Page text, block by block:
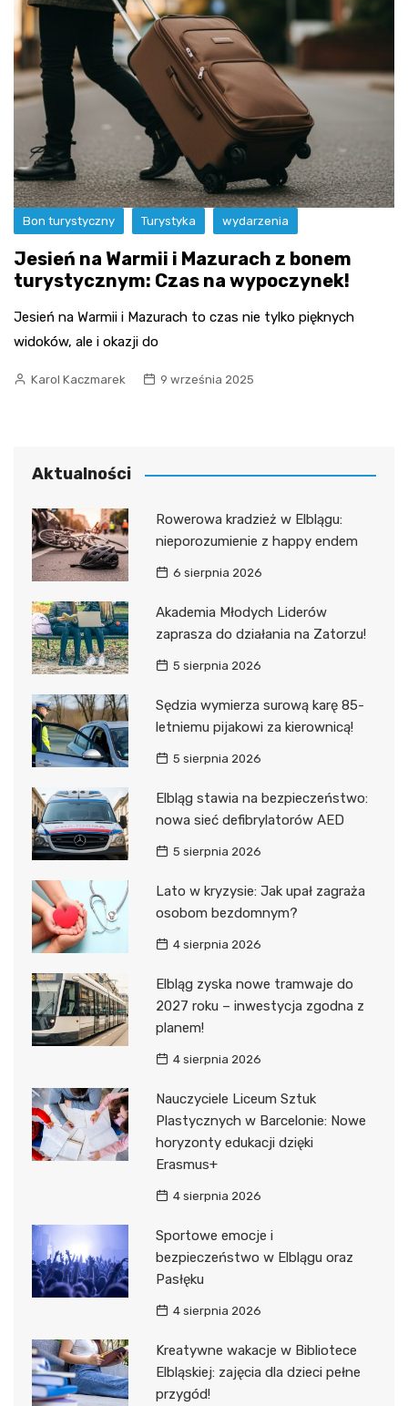
Bon turystyczny Turystyka wydarzenia
Jesień na Warmii i Mazurach z bonem
turystycznym: Czas na wypoczynek!
Jesień na Warmii i Mazurach to czas nie tylko pięknych
widoków, ale i okazji do
Karol Kaczmarek 9 września 2025
Aktualności
Rowerowa kradzież w Elblągu:
nieporozumienie z happy endem
6 sierpnia 2026
Akademia Młodych Liderów
zaprasza do działania na Zatorzu!
5 sierpnia 2026
Sędzia wymierza surową karę 85-
letniemu pijakowi za kierownicą!
5 sierpnia 2026
Elbląg stawia na bezpieczeństwo:
nowa sieć defibrylatorów AED
5 sierpnia 2026
Lato w kryzysie: Jak upał zagraża
osobom bezdomnym?
4 sierpnia 2026
Elbląg zyska nowe tramwaje do
2027 roku – inwestycja zgodna z
planem!
4 sierpnia 2026
Nauczyciele Liceum Sztuk
Plastycznych w Barcelonie: Nowe
horyzonty edukacji dzięki
Erasmus+
4 sierpnia 2026
Sportowe emocje i
bezpieczeństwo w Elblągu oraz
Pasłęku
4 sierpnia 2026
Kreatywne wakacje w Bibliotece
Elbląskiej: zajęcia dla dzieci pełne
przygód!